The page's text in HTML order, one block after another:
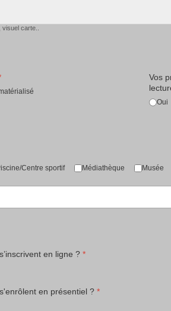
carte..
Vos
Oui
Centre sportif Médiathèque Musée
en ligne ? *
en présentiel ? *